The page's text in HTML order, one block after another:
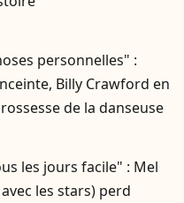
personnelles" :
Billy Crawford en
de la danseuse
les jours facile" : Mel
les stars) perd